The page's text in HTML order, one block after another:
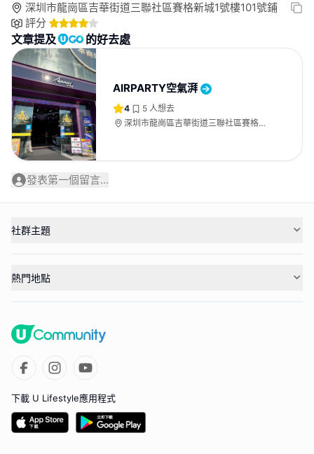
深圳市龍崗區吉華街道三聯社區賽格新城1號樓101號鋪
評分
文章提及 的好去處
AIRPARTY空氣湃
4 5 人想去
深圳市龍崗區吉華街道三聯社區賽格新
發表第一個留言...
社群主題
熱門地點
下載 U Lifestyle應用程式